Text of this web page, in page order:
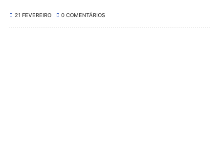
21 FEVEREIRO 0 COMENTÁRIOS